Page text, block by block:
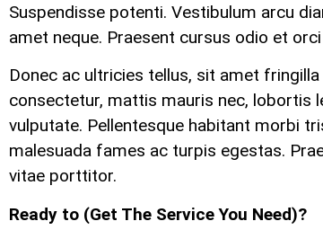
Suspendisse potenti. Vestibulum arcu
amet neque. Praesent cursus odio et
Donec ac ultricies tellus, sit amet
consectetur, mattis mauris nec, lobortis
vulputate. Pellentesque habitant morbi
malesuada fames ac turpis egestas.
vitae porttitor.
Ready to (Get The Service You Need)?